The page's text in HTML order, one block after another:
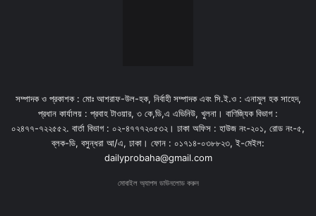
সম্পাদক ও প্রকাশক : মোঃ আশরাফ-উল-হক, নির্বাহী সম্পাদক এবং সি.ই.ও : এনামুল হক সাহেদ,
প্রধান কার্যালয় : প্রবাহ টাওয়ার, ৩ কে,ডি,এ এভিনিউ, খুলনা। বাণিজ্যিক বিভাগ :
০২৪৭৭-৭২২৫৫২. বার্তা বিভাগ : ০২-৪৭৭৭২০৫৩২। ঢাকা অফিস : হাউজ নং-২০১, রোড নং-৫,
ব্লক-ডি, বসুন্ধরা আ/এ, ঢাকা। ফোন : ০১৭১৪-০৩৮৮২৩, ই-মেইল:
dailyprobaha@gmail.com
মোবাইল অ্যাপস ডাউনলোড করুন